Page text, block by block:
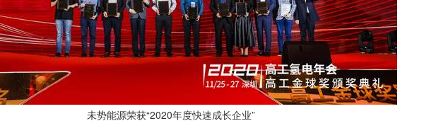
未势能源荣获“2020年度快速成长企业”